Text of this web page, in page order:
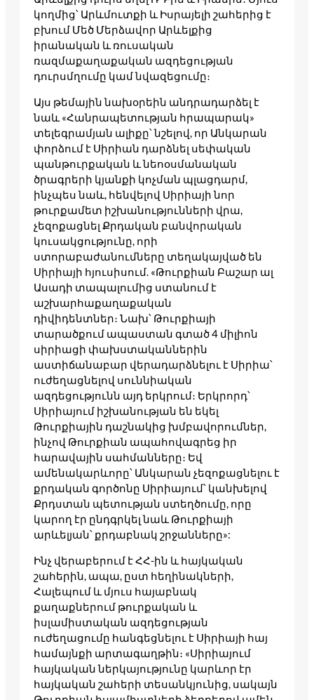
կողմից՝ Արևմուտքի և Իսրայելի շահերից է
բխում Մեծ Մերձավոր Արևելքից
իրանական և ռուսական
ռազմաքաղաքական ազդեցության
դուրսմղումը կամ նվազեցումը։
Այս թեմային նախօրեին անդրադարձել է
նաև «Հանրապետության հրապարակ»
տելեգրամյան ալիքը՝ նշելով, որ Անկարան
փորձում է Սիրիան դարձնել սեփական
պանթուրքական և նեոօսմանական
ծրագրերի կյանքի կոչման պլացդարմ,
ինչպես նաև, հենվելով Սիրիայի նոր
թուրքամետ իշխանությունների վրա,
չեզոքացնել Քրդական բանվորական
կուսակցությունը, որի
ստորաբաժանումները տեղակայված են
Սիրիայի հյուսիսում. «Թուրքիան Բաշար ալ
Ասադի տապալումից ստանում է
աշխարհաքաղաքական
դիվիդենտներ։ Նախ՝ Թուրքիայի
տարածքում ապաստան գտած 4 միլիոն
սիրիացի փախստականներին
աստիճանաբար վերադարձնելու է Սիրիա՝
ուժեղացնելով սուննիական
ազդեցությունն այդ երկրում։ Երկրորդ՝
Սիրիայում իշխանության են եկել
Թուրքիային դաշնակից խմբավորումներ,
ինչով Թուրքիան ապահովագրեց իր
հարավային սահմանները։ Եվ
ամենակարևորը՝ Անկարան չեզոքացնելու է
քրդական գործոնը Սիրիայում՝ կանխելով
Քրդստան պետության ստեղծումը, որը
կարող էր ընդգրկել նաև Թուրքիայի
արևելյան՝ քրդաբնակ շրջանները»:
Ինչ վերաբերում է ՀՀ-ին և հայկական
շահերին, ապա, ըստ հեղինակների,
Հալեպում և մյուս հայաբնակ
քաղաքներում թուրքական և
իսլամիստական ազդեցության
ուժեղացումը հանգեցնելու է Սիրիայի հայ
համայնքի արտագաղթին։ «Սիրիայում
հայկական ներկայությունը կարևոր էր
հայկական շահերի տեսանկյունից, սակայն